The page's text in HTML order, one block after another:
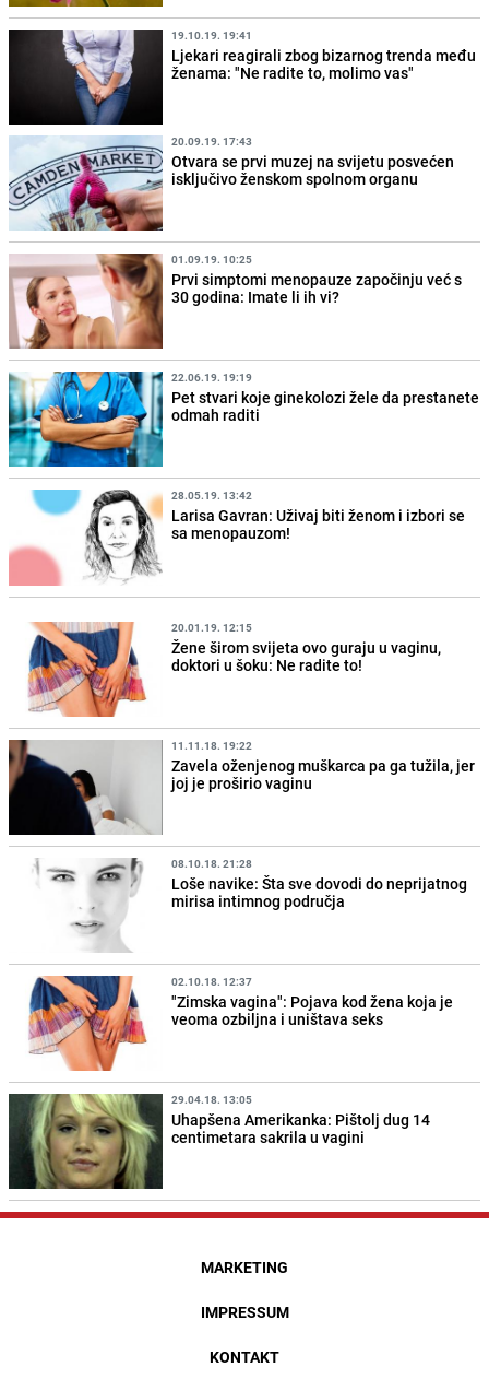
19.10.19. 19:41
Ljekari reagirali zbog bizarnog trenda među
ženama: "Ne radite to, molimo vas"
20.09.19. 17:43
Otvara se prvi muzej na svijetu posvećen
isključivo ženskom spolnom organu
01.09.19. 10:25
Prvi simptomi menopauze započinju već s
30 godina: Imate li ih vi?
22.06.19. 19:19
Pet stvari koje ginekolozi žele da prestanete
odmah raditi
28.05.19. 13:42
Larisa Gavran: Uživaj biti ženom i izbori se
sa menopauzom!
20.01.19. 12:15
Žene širom svijeta ovo guraju u vaginu,
doktori u šoku: Ne radite to!
11.11.18. 19:22
Zavela oženjenog muškarca pa ga tužila, jer
joj je proširio vaginu
08.10.18. 21:28
Loše navike: Šta sve dovodi do neprijatnog
mirisa intimnog područja
02.10.18. 12:37
"Zimska vagina": Pojava kod žena koja je
veoma ozbiljna i uništava seks
29.04.18. 13:05
Uhapšena Amerikanka: Pištolj dug 14
centimetara sakrila u vagini
MARKETING
IMPRESSUM
KONTAKT